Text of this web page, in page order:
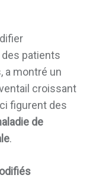
des patients
a montré un
croissant
figurent des
de
.